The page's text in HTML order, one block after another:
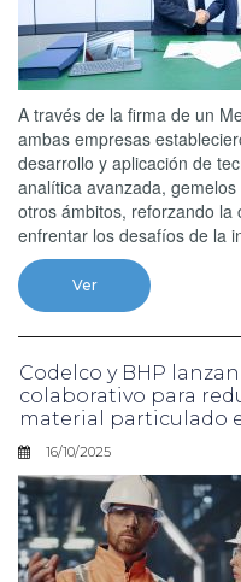
A través de la firma de un
ambas empresas
desarrollo y aplicación de
analítica avanzada,
otros ámbitos, reforzando la
enfrentar los desafíos de la
Ver
Codelco y BHP
colaborativo para
material particulado
16/10/2025